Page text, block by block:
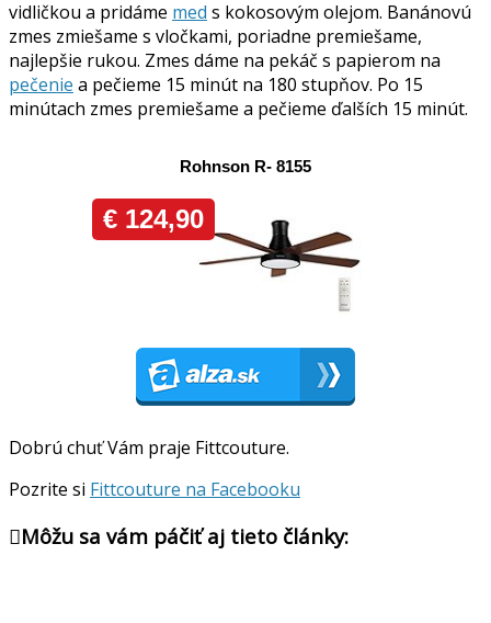
vidličkou a pridáme med s kokosovým olejom. Banánovú
zmes zmiešame s vločkami, poriadne premiešame,
najlepšie rukou. Zmes dáme na pekáč s papierom na
pečenie a pečieme 15 minút na 180 stupňov. Po 15
minútach zmes premiešame a pečieme ďalších 15 minút.
Dobrú chuť Vám praje Fittcouture.
Pozrite si Fittcouture na Facebooku
Môžu sa vám páčiť aj tieto články: